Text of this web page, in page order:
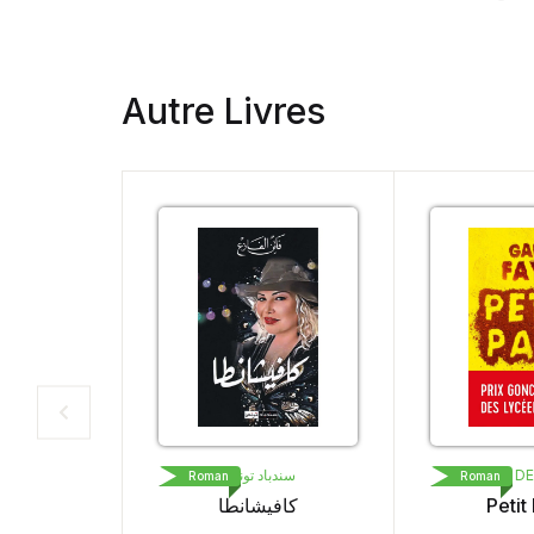
Autre Livres
LIVRE DE POCHE